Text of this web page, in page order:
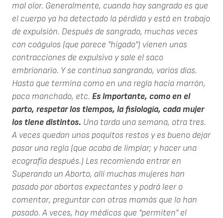
mal olor. Generalmente, cuando hay sangrado es que
el cuerpo ya ha detectado la pérdida y está en trabajo
de expulsión. Después de sangrado, muchas veces
con coágulos (que parece "hígado") vienen unas
contracciones de expulsivo y sale el saco
embrionario. Y se continua sangrando, varios días.
Hasta que termina como en una regla hacia marrón,
poco manchado, etc. Es importante, como en el
parto, respetar los tiempos, la fisiología, cada mujer
los tiene distintos. Una tarda una semana, otra tres.
A veces quedan unos poquitos restos y es bueno dejar
pasar una regla (que acaba de limpiar; y hacer una
ecografía después.) Les recomiendo entrar en
Superando un Aborto, allí muchas mujeres han
pasado por abortos expectantes y podrá leer o
comentar, preguntar con otras mamás que lo han
pasado. A veces, hay médicos que "permiten" el